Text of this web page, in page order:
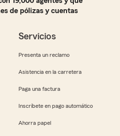
de pólizas y cuentas
Servicios
Presenta un reclamo
Asistencia en la carretera
Paga una factura
Inscríbete en pago automático
Ahorra papel